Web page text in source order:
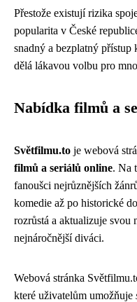
Přestože existují rizika
popularita v České
snadný a bezplatný
dělá lákavou volbu pro
Nabídka filmů a
Světfilmu.to je webová
filmů a seriálů online. Na
fanoušci nejrůznějších
komedie až po historické
rozrůstá a aktualizuje svou
nejnáročnější diváci.
Webová stránka
které uživatelům umožňuje